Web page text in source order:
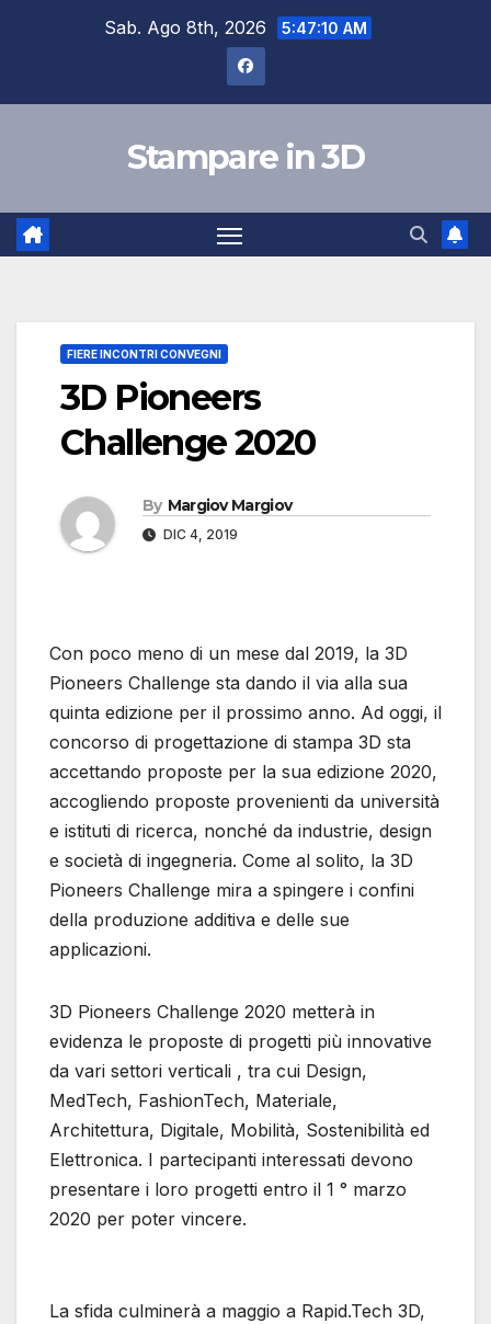
Sab. Ago 8th, 2026 5:47:10 AM
Stampare in 3D
FIERE INCONTRI CONVEGNI
3D Pioneers
Challenge 2020
By Margiov Margiov
DIC 4, 2019
Con poco meno di un mese dal 2019, la 3D
Pioneers Challenge sta dando il via alla sua
quinta edizione per il prossimo anno. Ad oggi, il
concorso di progettazione di stampa 3D sta
accettando proposte per la sua edizione 2020,
accogliendo proposte provenienti da università
e istituti di ricerca, nonché da industrie, design
e società di ingegneria. Come al solito, la 3D
Pioneers Challenge mira a spingere i confini
della produzione additiva e delle sue
applicazioni.
3D Pioneers Challenge 2020 metterà in
evidenza le proposte di progetti più innovative
da vari settori verticali , tra cui Design,
MedTech, FashionTech, Materiale,
Architettura, Digitale, Mobilità, Sostenibilità ed
Elettronica. I partecipanti interessati devono
presentare i loro progetti entro il 1 ° marzo
2020 per poter vincere.
La sfida culminerà a maggio a Rapid.Tech 3D,